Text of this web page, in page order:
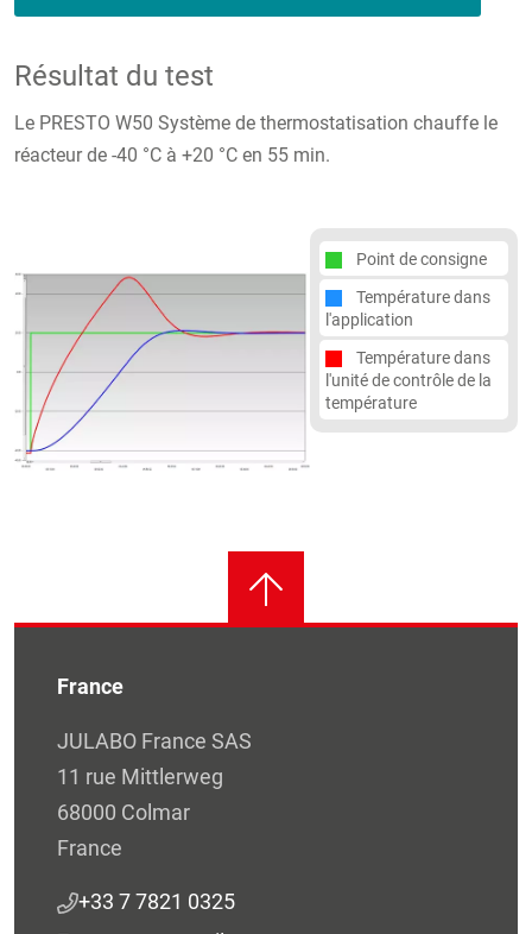
Résultat du test
Le PRESTO W50 Système de thermostatisation chauffe le
réacteur de -40 °C à +20 °C en 55 min.
Point de consigne
Température dans
l'application
Température dans
l'unité de contrôle de la
température
France
JULABO France SAS
11 rue Mittlerweg
68000 Colmar
France
+33 7 7821 0325